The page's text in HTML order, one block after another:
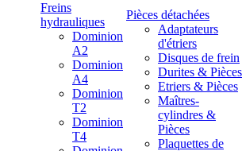
Freins
hydrauliques
Dominion
A2
Dominion
A4
Dominion
T2
Dominion
T4
Pièces détachées
Adaptateurs
d'étriers
Disques de frein
Durites & Pièces
Etriers & Pièces
Maîtres-
cylindres &
Pièces
Plaquettes de